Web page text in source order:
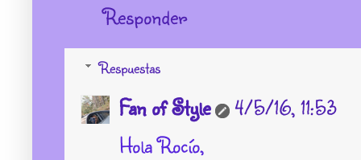
Responder
Respuestas
Fan of Style
4/5/16, 11:53
Hola Rocío,